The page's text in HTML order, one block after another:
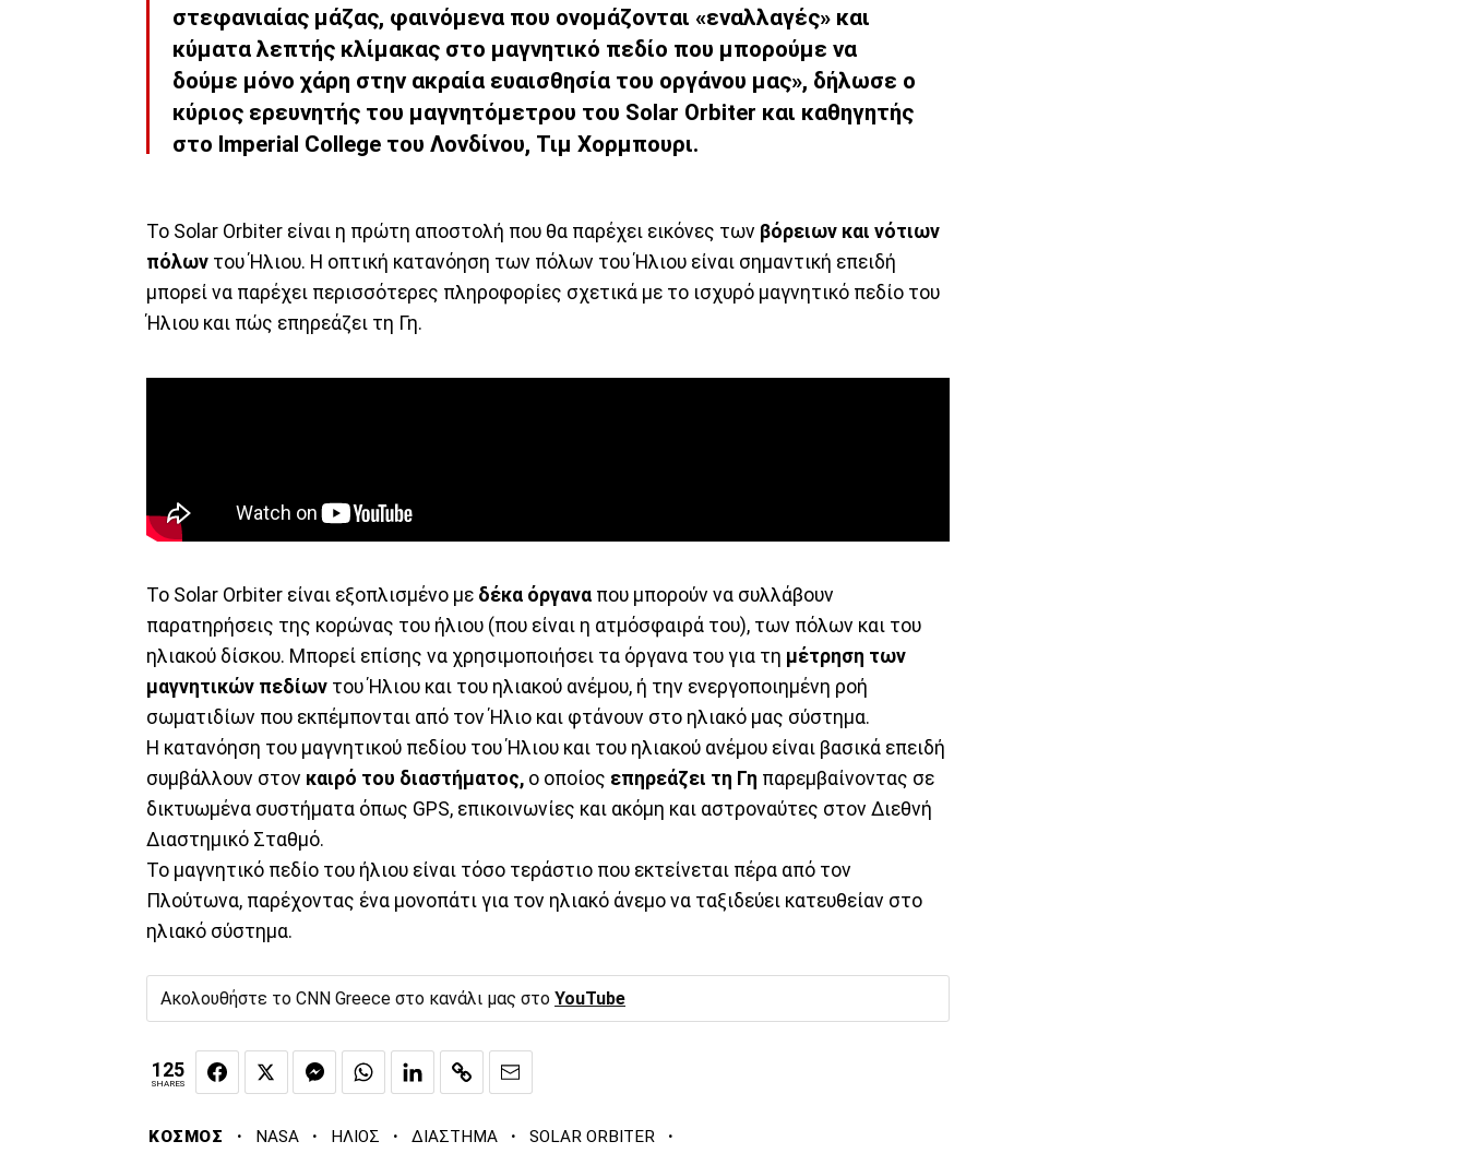
στεφανιαίας μάζας, φαινόμενα που ονομάζονται «εναλλαγές» και
κύματα λεπτής κλίμακας στο μαγνητικό πεδίο που μπορούμε να
δούμε μόνο χάρη στην ακραία ευαισθησία του οργάνου μας», δήλωσε ο
κύριος ερευνητής του μαγνητόμετρου του Solar Orbiter και καθηγητής
στο Imperial College του Λονδίνου, Τιμ Χορμπουρι.
Το Solar Orbiter είναι η πρώτη αποστολή που θα παρέχει εικόνες των βόρειων και νότιων
πόλων του Ήλιου. Η οπτική κατανόηση των πόλων του Ήλιου είναι σημαντική επειδή
μπορεί να παρέχει περισσότερες πληροφορίες σχετικά με το ισχυρό μαγνητικό πεδίο του
Ήλιου και πώς επηρεάζει τη Γη.
Το Solar Orbiter είναι εξοπλισμένο με δέκα όργανα που μπορούν να συλλάβουν
παρατηρήσεις της κορώνας του ήλιου (που είναι η ατμόσφαιρά του), των πόλων και του
ηλιακού δίσκου. Μπορεί επίσης να χρησιμοποιήσει τα όργανα του για τη μέτρηση των
μαγνητικών πεδίων του Ήλιου και του ηλιακού ανέμου, ή την ενεργοποιημένη ροή
σωματιδίων που εκπέμπονται από τον Ήλιο και φτάνουν στο ηλιακό μας σύστημα.
Η κατανόηση του μαγνητικού πεδίου του Ήλιου και του ηλιακού ανέμου είναι βασικά επειδή
συμβάλλουν στον καιρό του διαστήματος, ο οποίος επηρεάζει τη Γη παρεμβαίνοντας σε
δικτυωμένα συστήματα όπως GPS, επικοινωνίες και ακόμη και αστροναύτες στον Διεθνή
Διαστημικό Σταθμό.
Το μαγνητικό πεδίο του ήλιου είναι τόσο τεράστιο που εκτείνεται πέρα από τον
Πλούτωνα, παρέχοντας ένα μονοπάτι για τον ηλιακό άνεμο να ταξιδεύει κατευθείαν στο
ηλιακό σύστημα.
Ακολουθήστε το CNN Greece στο κανάλι μας στο YouTube
125
SHARES
ΚΟΣΜΟΣ · NASA · ΗΛΙΟΣ · ΔΙΑΣΤΗΜΑ · SOLAR ORBITER ·